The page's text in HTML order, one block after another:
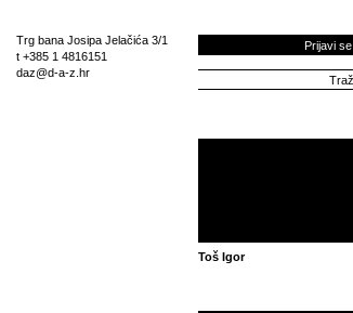
Trg bana Josipa Jelačića 3/1
t +385 1 4816151
daz@d-a-z.hr
Prijavi se
Toš Igor